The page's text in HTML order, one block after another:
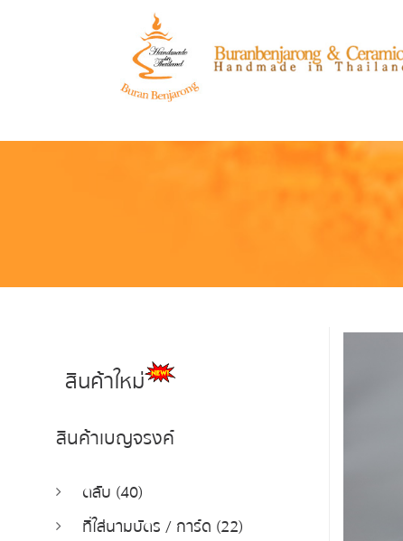
สินค้าใหม่
สินค้าเบญจรงค์
ตลับ (40)
ที่ใส่นามบัตร / การ์ด (22)